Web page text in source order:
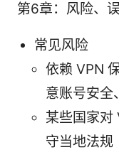
第6章：风险、
常见风险
依赖 VPN
意账号安全
某些国家对
守当地法规